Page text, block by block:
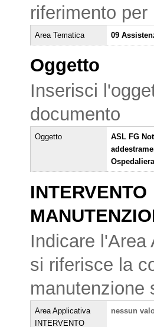
riferimento
Area Tematica 09
Oggetto
Inserisci
documento
Oggetto
ASL FG
INTERVENTO
Indicare l'Area
si riferisce la
manutenzione
Area Applicativa
INTERVENTO
nessun